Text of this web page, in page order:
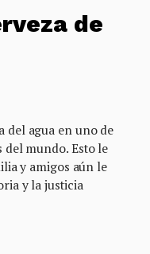
de
del agua en uno de
del mundo. Esto le
y amigos aún le
y la justicia